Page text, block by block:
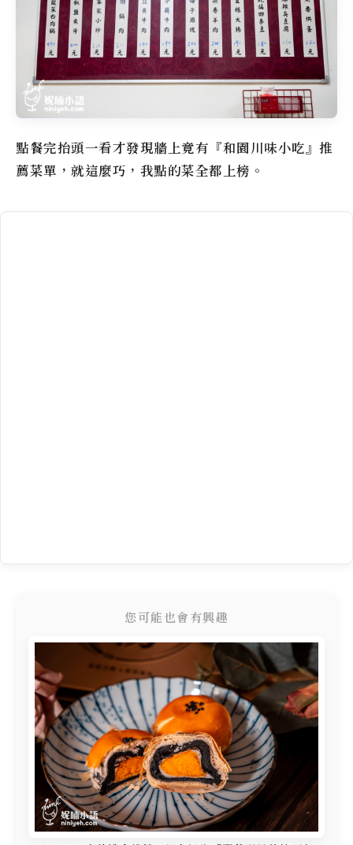
點餐完抬頭一看才發現牆上竟有『和園川味小吃』推
薦菜單，就這麼巧，我點的菜全都上榜。
您可能也會有興趣